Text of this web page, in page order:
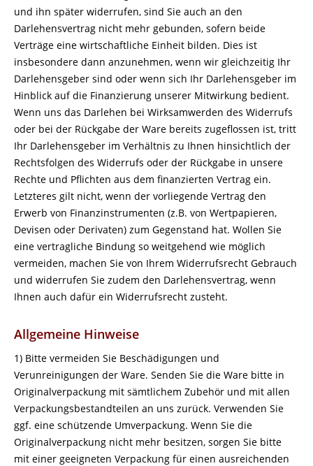
und ihn später widerrufen, sind Sie auch an den
Darlehensvertrag nicht mehr gebunden, sofern beide
Verträge eine wirtschaftliche Einheit bilden. Dies ist
insbesondere dann anzunehmen, wenn wir gleichzeitig Ihr
Darlehensgeber sind oder wenn sich Ihr Darlehensgeber im
Hinblick auf die Finanzierung unserer Mitwirkung bedient.
Wenn uns das Darlehen bei Wirksamwerden des Widerrufs
oder bei der Rückgabe der Ware bereits zugeflossen ist, tritt
Ihr Darlehensgeber im Verhältnis zu Ihnen hinsichtlich der
Rechtsfolgen des Widerrufs oder der Rückgabe in unsere
Rechte und Pflichten aus dem finanzierten Vertrag ein.
Letzteres gilt nicht, wenn der vorliegende Vertrag den
Erwerb von Finanzinstrumenten (z.B. von Wertpapieren,
Devisen oder Derivaten) zum Gegenstand hat. Wollen Sie
eine vertragliche Bindung so weitgehend wie möglich
vermeiden, machen Sie von Ihrem Widerrufsrecht Gebrauch
und widerrufen Sie zudem den Darlehensvertrag, wenn
Ihnen auch dafür ein Widerrufsrecht zusteht.
Allgemeine Hinweise
1) Bitte vermeiden Sie Beschädigungen und
Verunreinigungen der Ware. Senden Sie die Ware bitte in
Originalverpackung mit sämtlichem Zubehör und mit allen
Verpackungsbestandteilen an uns zurück. Verwenden Sie
ggf. eine schützende Umverpackung. Wenn Sie die
Originalverpackung nicht mehr besitzen, sorgen Sie bitte
mit einer geeigneten Verpackung für einen ausreichenden